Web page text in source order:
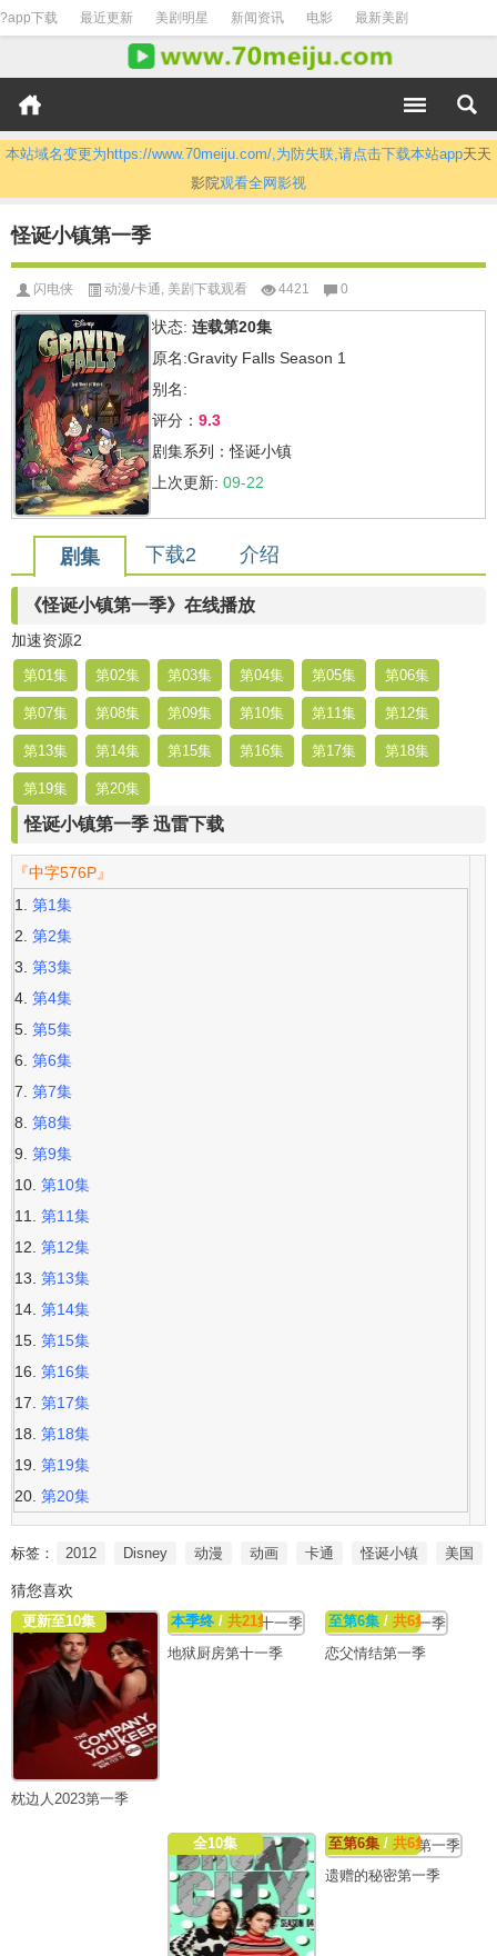
?app下载 最近更新 美剧明星 新闻资讯 电影 最新美剧
本站域名变更为https://www.70meiju.com/,为防失联,请点击下载本站app天天
影院观看全网影视
怪诞小镇第一季
闪电侠 动漫/卡通, 美剧下载观看 4421 0
状态: 连载第20集
原名:Gravity Falls Season 1
别名:
评分： 9.3
剧集系列：怪诞小镇
上次更新: 09-22
剧集 下载2 介绍
《怪诞小镇第一季》在线播放
加速资源2
第01集 第02集 第03集 第04集 第05集 第06集
第07集 第08集 第09集 第10集 第11集 第12集
第13集 第14集 第15集 第16集 第17集 第18集
第19集 第20集
怪诞小镇第一季 迅雷下载
『中字576P』
第1集
第2集
第3集
第4集
第5集
第6集
第7集
第8集
第9集
第10集
第11集
第12集
第13集
第14集
第15集
第16集
第17集
第18集
第19集
第20集
标签： 2012 Disney 动漫 动画 卡通 怪诞小镇 美国
猜您喜欢
更新至10集
枕边人2023第一季
本季终 /共21集
地狱厨房第十一季
至第6集/ 共6集
恋父情结第一季
全10集 至第6集/ 共6集
遗赠的秘密第一季